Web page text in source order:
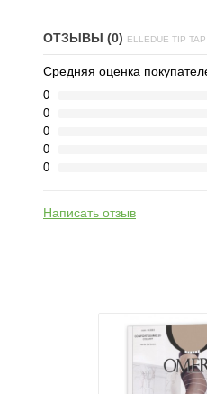
ОТЗЫВЫ (0) ELLEDUE TIP
Средняя оценка
0
0
0
0
0
Написать отзыв